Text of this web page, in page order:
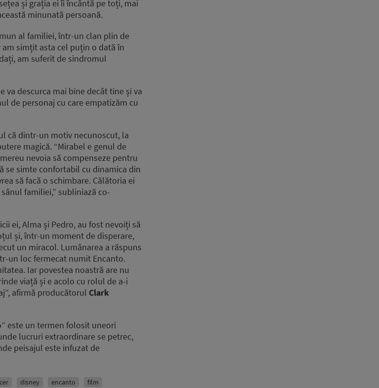
și grația ei îi încântă pe toți, mai
minunată persoană.
al familiei, într-un clan plin de
simțit asta cel puțin o dată în
am suferit de sindromul
va descurca mai bine decât tine și va
de personaj cu care empatizăm cu
că dintr-un motiv necunoscut, la
magică. “Mirabel e genul de
nevoia să compenseze pentru
se simte confortabil cu dinamica din
să facă o schimbare. Călătoria ei
familiei,” subliniază co-
ei, Alma și Pedro, au fost nevoiți să
și, într-un moment de disperare,
un miracol. Lumânarea a răspuns
un loc fermecat numit Encanto.
Iar povestea noastră are nu
viață și e acolo cu rolul de a-i
afirmă producătorul Clark
este un termen folosit uneori
lucruri extraordinare se petrec,
peisajul este infuzat de
disney encanto
film